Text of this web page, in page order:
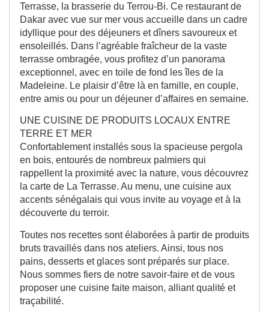
Terrasse, la brasserie du Terrou-Bi. Ce restaurant de
Dakar avec vue sur mer vous accueille dans un cadre
idyllique pour des déjeuners et dîners savoureux et
ensoleillés. Dans l’agréable fraîcheur de la vaste
terrasse ombragée, vous profitez d’un panorama
exceptionnel, avec en toile de fond les îles de la
Madeleine. Le plaisir d’être là en famille, en couple,
entre amis ou pour un déjeuner d’affaires en semaine.
UNE CUISINE DE PRODUITS LOCAUX ENTRE
TERRE ET MER
Confortablement installés sous la spacieuse pergola
en bois, entourés de nombreux palmiers qui
rappellent la proximité avec la nature, vous découvrez
la carte de La Terrasse. Au menu, une cuisine aux
accents sénégalais qui vous invite au voyage et à la
découverte du terroir.
Toutes nos recettes sont élaborées à partir de produits
bruts travaillés dans nos ateliers. Ainsi, tous nos
pains, desserts et glaces sont préparés sur place.
Nous sommes fiers de notre savoir-faire et de vous
proposer une cuisine faite maison, alliant qualité et
traçabilité.